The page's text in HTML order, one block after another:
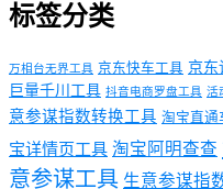
标签分类
万相台无界工具 京东快车工具 京东
巨量千川工具 抖音电商罗盘工具 活
意参谋指数转换工具 淘宝直通
宝详情页工具 淘宝阿明查查
意参谋工具 生意参谋指